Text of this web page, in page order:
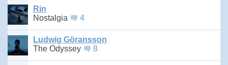
Rin
Nostalgia
4
Ludwig Göransson
The Odyssey
8